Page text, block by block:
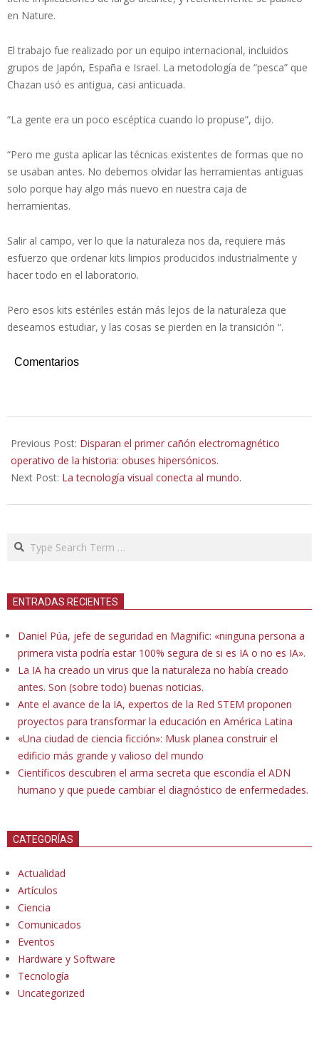
en Nature.
El trabajo fue realizado por un equipo internacional, incluidos
grupos de Japón, España e Israel. La metodología de “pesca” que
Chazan usó es antigua, casi anticuada.
“La gente era un poco escéptica cuando lo propuse”, dijo.
“Pero me gusta aplicar las técnicas existentes de formas que no
se usaban antes. No debemos olvidar las herramientas antiguas
solo porque hay algo más nuevo en nuestra caja de
herramientas.
Salir al campo, ver lo que la naturaleza nos da, requiere más
esfuerzo que ordenar kits limpios producidos industrialmente y
hacer todo en el laboratorio.
Pero esos kits estériles están más lejos de la naturaleza que
deseamos estudiar, y las cosas se pierden en la transición “.
Comentarios
09-
17
Previous Post: Disparan el primer cañón electromagnético
operativo de la historia: obuses hipersónicos.
Next Post: La tecnología visual conecta al mundo.
Search
ENTRADAS RECIENTES
Daniel Púa, jefe de seguridad en Magnific: «ninguna persona a
primera vista podría estar 100% segura de si es IA o no es IA».
La IA ha creado un virus que la naturaleza no había creado
antes. Son (sobre todo) buenas noticias.
Ante el avance de la IA, expertos de la Red STEM proponen
proyectos para transformar la educación en América Latina
«Una ciudad de ciencia ficción»: Musk planea construir el
edificio más grande y valioso del mundo
Científicos descubren el arma secreta que escondía el ADN
humano y que puede cambiar el diagnóstico de enfermedades.
CATEGORÍAS
Actualidad
Artículos
Ciencia
Comunicados
Eventos
Hardware y Software
Tecnología
Uncategorized